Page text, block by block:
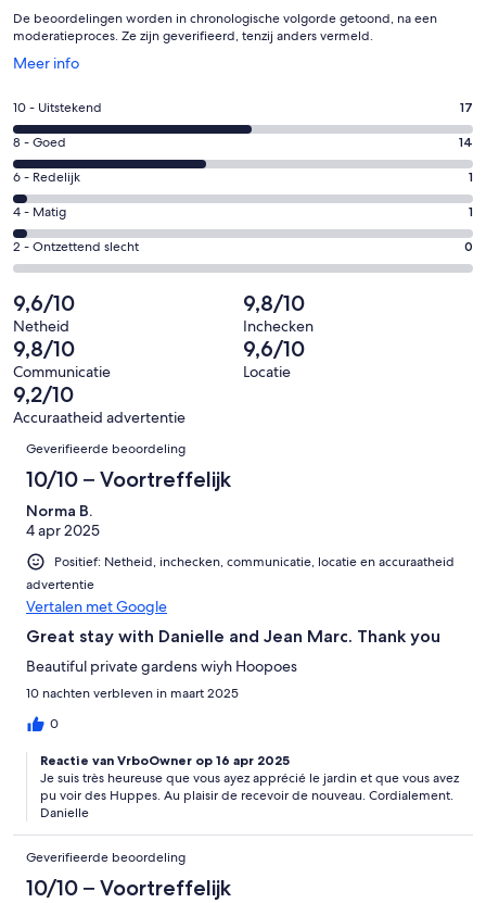
De beoordelingen worden in chronologische volgorde getoond, na een
moderatieproces. Ze zijn geverifieerd, tenzij anders vermeld.
Meer info
Opent
een
nieuw
venster
Gastenscore:
10
-
Uitstekend.
17
van
33
beoordelingen
10 - Uitstekend 17
Gastenscore:
8
-
Goed.
14
van
beoordelingen
8 - Goed 14
Gastenscore:
6
-
Redelijk.
1
van
33
beoordelingen
6 - Redelijk 1
Gastenscore:
4
-
1
van
33
beoordelingen
4 - Matig 1
Gastenscore:
2
-
Ontzettend
slecht.
0
van
33
2 - Ontzettend slecht 0
9,6/10
Netheid
9,8/10
Inchecken
9,8/10
Communicatie
9,6/10
Locatie
9,2/10
Accuraatheid advertentie
Beoordelingen
Geverifieerde beoordeling
10/10 – Voortreffelijk
Norma B.
4 apr 2025
Positief: Netheid, inchecken, communicatie, locatie en accuraatheid
advertentie
Vertalen met Google
Great stay with Danielle and Jean Marc. Thank you
Beautiful private gardens wiyh Hoopoes
10 nachten verbleven in maart 2025
0
Reactie van VrboOwner op 16 apr 2025
Je suis très heureuse que vous ayez apprécié le jardin et que vous avez
pu voir des Huppes. Au plaisir de recevoir de nouveau. Cordialement.
Danielle
Geverifieerde beoordeling
10/10 – Voortreffelijk